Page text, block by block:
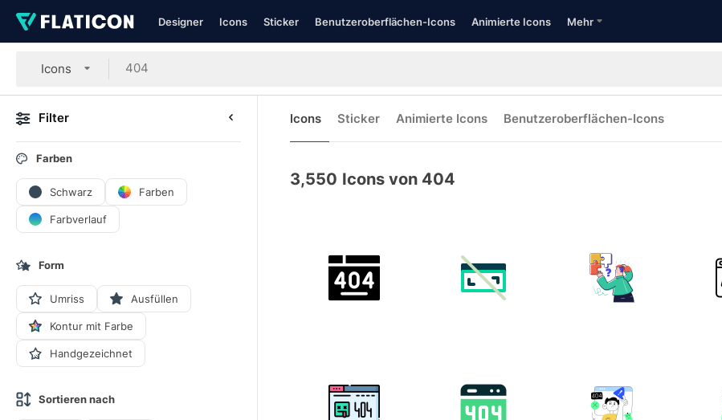
Designer Icons Sticker Benutzeroberflächen-Icons Animierte Icons Mehr
Icons
Filter
Farben
Schwarz Farben
Farbverlauf
Form
Umriss Ausfüllen
Kontur mit Farbe
Handgezeichnet
Sortieren nach
Icons Sticker Animierte Icons Benutzeroberflächen-Icons
3,550 Icons von 404